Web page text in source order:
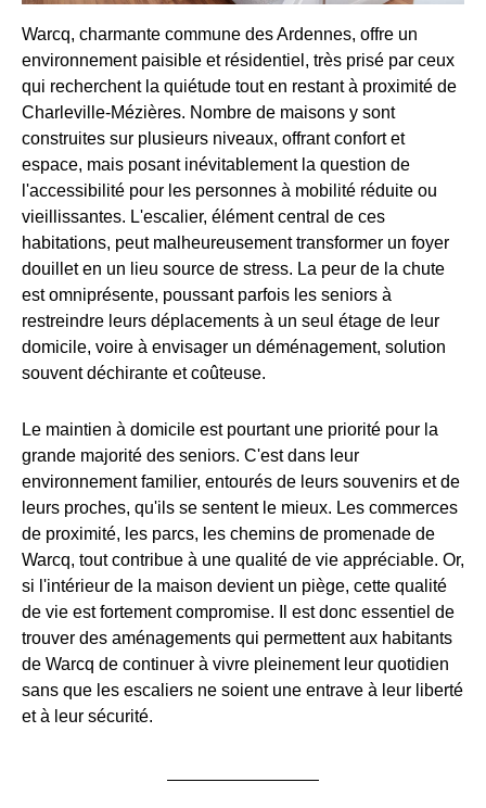
Warcq, charmante commune des Ardennes, offre un
environnement paisible et résidentiel, très prisé par ceux
qui recherchent la quiétude tout en restant à proximité de
Charleville-Mézières. Nombre de maisons y sont
construites sur plusieurs niveaux, offrant confort et
espace, mais posant inévitablement la question de
l'accessibilité pour les personnes à mobilité réduite ou
vieillissantes. L'escalier, élément central de ces
habitations, peut malheureusement transformer un foyer
douillet en un lieu source de stress. La peur de la chute
est omniprésente, poussant parfois les seniors à
restreindre leurs déplacements à un seul étage de leur
domicile, voire à envisager un déménagement, solution
souvent déchirante et coûteuse.
Le maintien à domicile est pourtant une priorité pour la
grande majorité des seniors. C'est dans leur
environnement familier, entourés de leurs souvenirs et de
leurs proches, qu'ils se sentent le mieux. Les commerces
de proximité, les parcs, les chemins de promenade de
Warcq, tout contribue à une qualité de vie appréciable. Or,
si l'intérieur de la maison devient un piège, cette qualité
de vie est fortement compromise. Il est donc essentiel de
trouver des aménagements qui permettent aux habitants
de Warcq de continuer à vivre pleinement leur quotidien
sans que les escaliers ne soient une entrave à leur liberté
et à leur sécurité.